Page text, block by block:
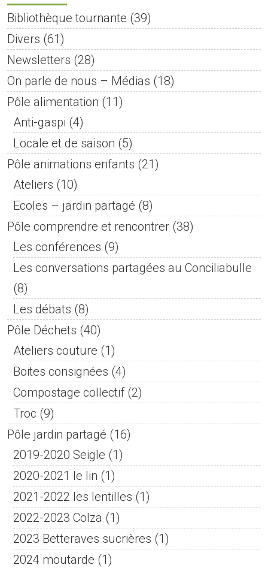
Bibliothèque tournante (39)
Divers (61)
Newsletters (28)
On parle de nous – Médias (18)
Pôle alimentation (11)
Anti-gaspi (4)
Locale et de saison (5)
Pôle animations enfants (21)
Ateliers (10)
Ecoles – jardin partagé (8)
Pôle comprendre et rencontrer (38)
Les conférences (9)
Les conversations partagées au Conciliabulle
(8)
Les débats (8)
Pôle Déchets (40)
Ateliers couture (1)
Boites consignées (4)
Compostage collectif (2)
Troc (9)
Pôle jardin partagé (16)
2019-2020 Seigle (1)
2020-2021 le lin (1)
2021-2022 les lentilles (1)
2022-2023 Colza (1)
2023 Betteraves sucrières (1)
2024 moutarde (1)